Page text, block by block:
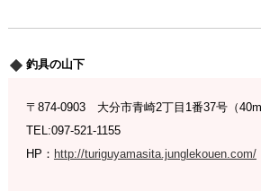
釣具の山下
〒874-0903 大分市青崎2丁目1番37号（40m
TEL:097-521-1155
HP： http://turiguyamasita.junglekouen.com/